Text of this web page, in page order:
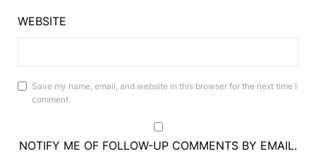
WEBSITE
Save my name, email, and website in this browser for the next time I
comment.
NOTIFY ME OF FOLLOW-UP COMMENTS BY EMAIL.